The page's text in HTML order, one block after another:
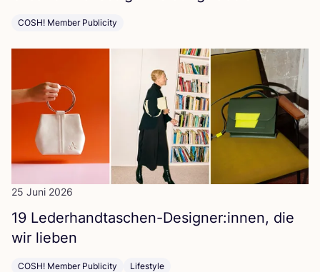
COSH! Member Publicity
25 Juni 2026
19 Lederhandtaschen-Designer:innen, die
wir lieben
COSH! Member Publicity Lifestyle